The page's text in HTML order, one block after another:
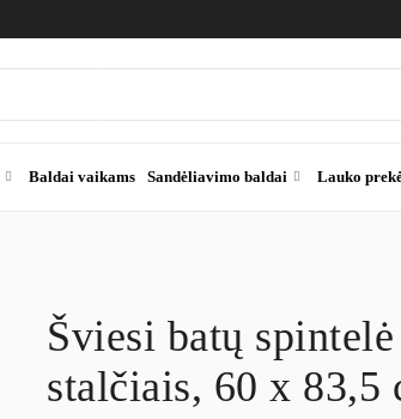
Baldai vaikams Sandėliavimo baldai Lauko
Šviesi batų
stalčiais, 60 x 83,5